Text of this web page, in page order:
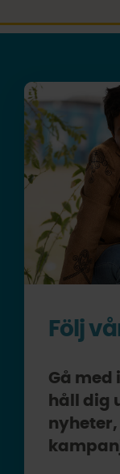
Följ
Gå med
håll dig